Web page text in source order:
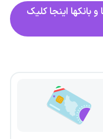
بانکها اینجا کلیک